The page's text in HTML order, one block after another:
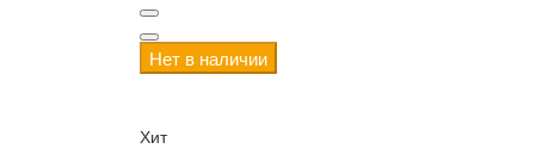
Нет в наличии
Хит